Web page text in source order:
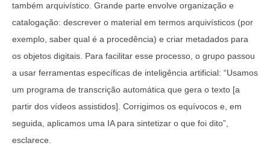
também arquivístico. Grande parte envolve organização e
catalogação: descrever o material em termos arquivísticos (por
exemplo, saber qual é a procedência) e criar metadados para
os objetos digitais. Para facilitar esse processo, o grupo passou
a usar ferramentas específicas de inteligência artificial: “Usamos
um programa de transcrição automática que gera o texto [a
partir dos vídeos assistidos]. Corrigimos os equívocos e, em
seguida, aplicamos uma IA para sintetizar o que foi dito”,
esclarece.